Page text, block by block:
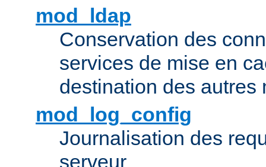
mod_ldap
Conservation des
services de mise en
destination des autres
mod_log_config
Journalisation des
serveur